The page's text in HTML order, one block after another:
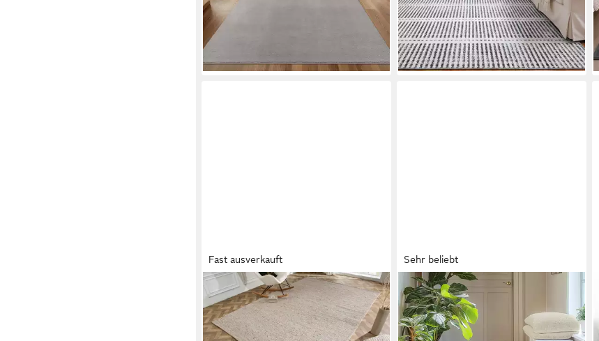
-50%
lieferbar - in 2-3 Werktagen bei dir
Fast ausverkauft
RIESS-AMBIENTE
Teppich WOOL XXL 350x240cm
silbergrau, rechteckig, Höhe: 10 mm,
Wohnzimmer · Wolle · Mischgewebe ·
Sehr beliebt
SIMPEX24
Teppich Unicolor - Einfarbig, Läufer,
Höhe: 11 mm, Perfekt geeignet für
Wohnzimmer,